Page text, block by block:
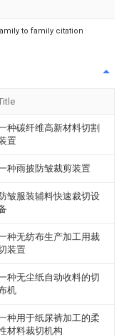
to family citation
种碳纤维高新材料切割
置
种雨披防皱裁剪装置
皱服装辅料快速裁切设
种无纺布生产加工用裁
装置
种无尘纸自动收料的切
机
种用于纸尿裤加工的柔
材料裁切机构